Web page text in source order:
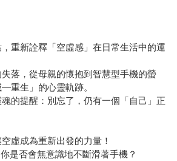
重新詮釋「空虛感」在日常生活中的運
落，從母親的懷抱到智慧型手機的螢
重生」的心靈軌跡。
的提醒：別忘了，仍有一個「自己」正
虛成為重新出發的力量！
是否會無意識地不斷滑著手機？